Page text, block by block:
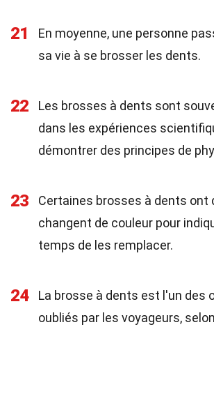
21
En moyenne, une personne
sa vie à se brosser les dents.
22
Les brosses à dents sont
dans les expériences
démontrer des principes de
23
Certaines brosses à dents ont
changent de couleur pour
temps de les remplacer.
24
La brosse à dents est l'un des
oubliés par les voyageurs,